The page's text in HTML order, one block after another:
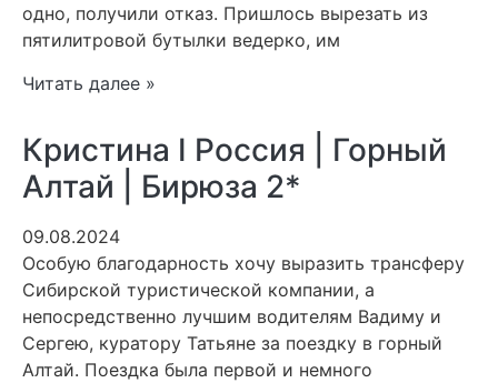
одно, получили отказ. Пришлось вырезать из
пятилитровой бутылки ведерко, им
Читать далее »
Кристина I Россия | Горный
Алтай | Бирюза 2*
09.08.2024
Особую благодарность хочу выразить трансферу
Сибирской туристической компании, а
непосредственно лучшим водителям Вадиму и
Сергею, куратору Татьяне за поездку в горный
Алтай. Поездка была первой и немного